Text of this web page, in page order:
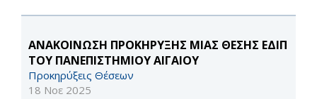
ΑΝΑΚΟΙΝΩΣΗ ΠΡΟΚΗΡΥΞΗΣ ΜΙΑΣ ΘΕΣΗΣ ΕΔΙΠ
ΤΟΥ ΠΑΝΕΠΙΣΤΗΜΙΟΥ ΑΙΓΑΙΟΥ
Προκηρύξεις Θέσεων
18 Νοε 2025